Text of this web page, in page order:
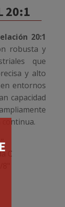
20:1
20:1
robusta y
que
y alto
entornos
capacidad
C